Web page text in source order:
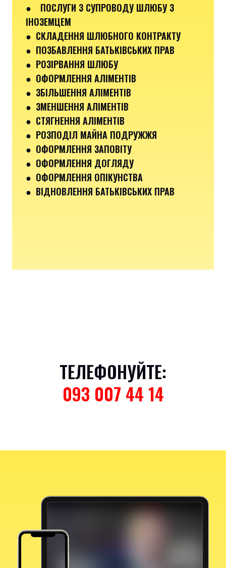
●
ПОСЛУГИ З СУПРОВОДУ ШЛЮБУ З
ІНОЗЕМЦЕМ
● СКЛАДЕННЯ ШЛЮБНОГО КОНТРАКТУ
● ПОЗБАВЛЕННЯ БАТЬКІВСЬКИХ ПРАВ
● РОЗІРВАННЯ ШЛЮБУ
● ОФОРМЛЕННЯ АЛІМЕНТІВ
● ЗБІЛЬШЕННЯ АЛІМЕНТІВ
● ЗМЕНШЕННЯ АЛІМЕНТІВ
● СТЯГНЕННЯ АЛІМЕНТІВ
● РОЗПОДІЛ МАЙНА ПОДРУЖЖЯ
● ОФОРМЛЕННЯ ЗАПОВІТУ
● ОФОРМЛЕННЯ ДОГЛЯДУ
● ОФОРМЛЕННЯ ОПІКУНСТВА
● ВІДНОВЛЕННЯ БАТЬКІВСЬКИХ ПРАВ
ТЕЛЕФОНУЙТЕ:
093 007 44 14